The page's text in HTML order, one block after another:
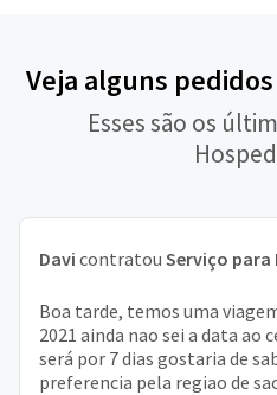
Veja alguns
Esses são os
Davi contratou Serviço para
Boa tarde, temos uma
2021 ainda nao sei a data ao
será por 7 dias gostaria de
preferencia pela regiao de